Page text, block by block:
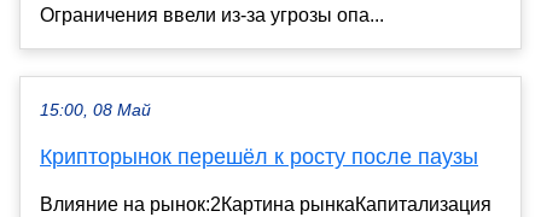
Ограничения ввели из-за угрозы опа...
15:00, 08 Май
Крипторынок перешёл к росту после паузы
Влияние на рынок:2Картина рынкаКапитализация